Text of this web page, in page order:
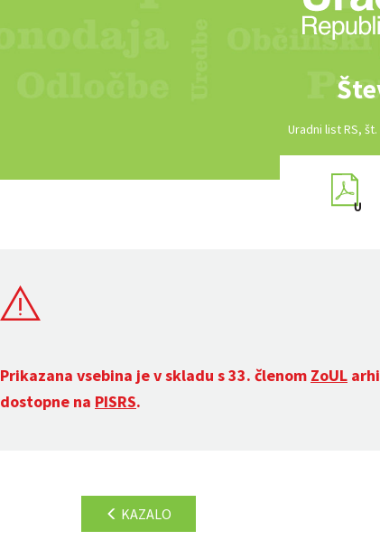
Uradni list RS,
Prikazana vsebina je v skladu s 33. členom ZoUL
dostopne na PISRS.
KAZALO